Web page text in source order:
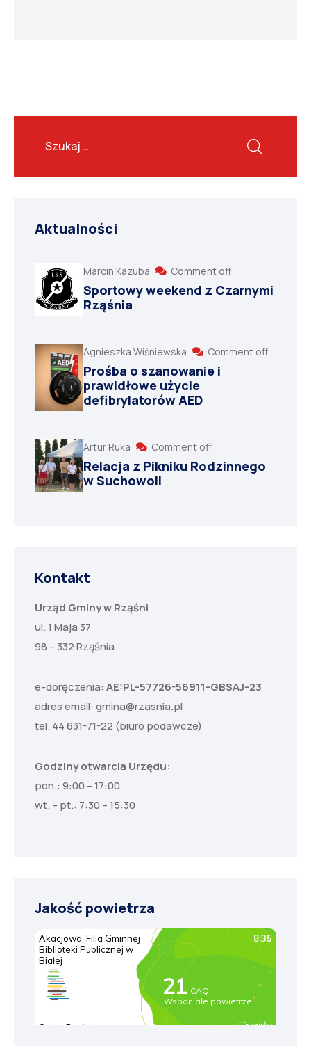
Aktualności
Marcin Kazuba Comment off
Sportowy weekend z Czarnymi
Rząśnia
Agnieszka Wiśniewska Comment off
Prośba o szanowanie i
prawidłowe użycie
defibrylatorów AED
Artur Ruka Comment off
Relacja z Pikniku Rodzinnego
w Suchowoli
Kontakt
Urząd Gminy w Rząśni
ul. 1 Maja 37
98 – 332 Rząśnia
e-doręczenia: AE:PL-57726-56911-GBSAJ-23
adres email: gmina@rzasnia.pl
tel. 44 631-71-22 (biuro podawcze)
Godziny otwarcia Urzędu:
pon.: 9:00 – 17:00
wt. – pt.: 7:30 – 15:30
Jakość powietrza